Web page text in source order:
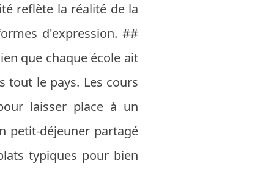
reflète la réalité de la
d'expression. ##
que chaque école ait
tout le pays. Les cours
laisser place à un
petit-déjeuner partagé
typiques pour bien